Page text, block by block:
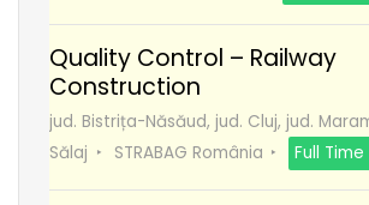
Quality Control – Railway
Construction
jud. Bistrița-Năsăud, jud. Cluj, jud.
Sălaj
STRABAG România Full Time